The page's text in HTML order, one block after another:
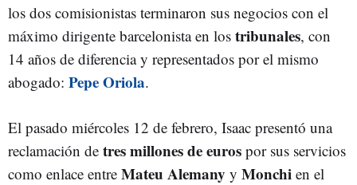
los dos comisionistas terminaron sus negocios con el
máximo dirigente barcelonista en los tribunales, con
14 años de diferencia y representados por el mismo
abogado: Pepe Oriola.
El pasado miércoles 12 de febrero, Isaac presentó una
reclamación de tres millones de euros por sus servicios
como enlace entre Mateu Alemany y Monchi en el